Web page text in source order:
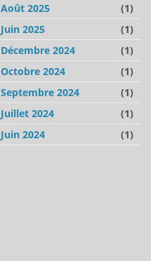
Août 2025
(1)
Juin 2025
(1)
Décembre 2024
(1)
Octobre 2024
(1)
Septembre 2024
(1)
Juillet 2024
(1)
Juin 2024
(1)